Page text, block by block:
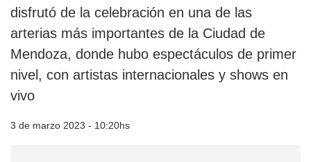
disfrutó de la celebración en una de las
arterias más importantes de la Ciudad de
Mendoza, donde hubo espectáculos de primer
nivel, con artistas internacionales y shows en
vivo
3 de marzo 2023 - 10:20hs